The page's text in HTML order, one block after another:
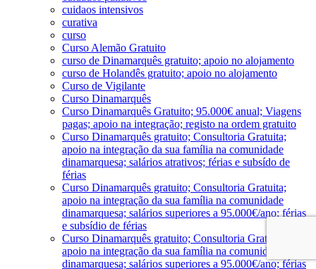
cuidaos intensivos
curativa
curso
Curso Alemão Gratuito
curso de Dinamarquês gratuito; apoio no alojamento
curso de Holandês gratuito; apoio no alojamento
Curso de Vigilante
Curso Dinamarquês
Curso Dinamarquês Gratuito; 95.000€ anual; Viagens
pagas; apoio na integração; registo na ordem gratuito
Curso Dinamarquês gratuito; Consultoria Gratuita;
apoio na integração da sua família na comunidade
dinamarquesa; salários atrativos; férias e subsído de
férias
Curso Dinamarquês gratuito; Consultoria Gratuita;
apoio na integração da sua família na comunidade
dinamarquesa; salários superiores a 95.000€/ano; férias
e subsídio de férias
Curso Dinamarquês gratuito; Consultoria Gratuita;
apoio na integração da sua família na comunidade
dinamarquesa; salários superiores a 95.000€/ano; férias